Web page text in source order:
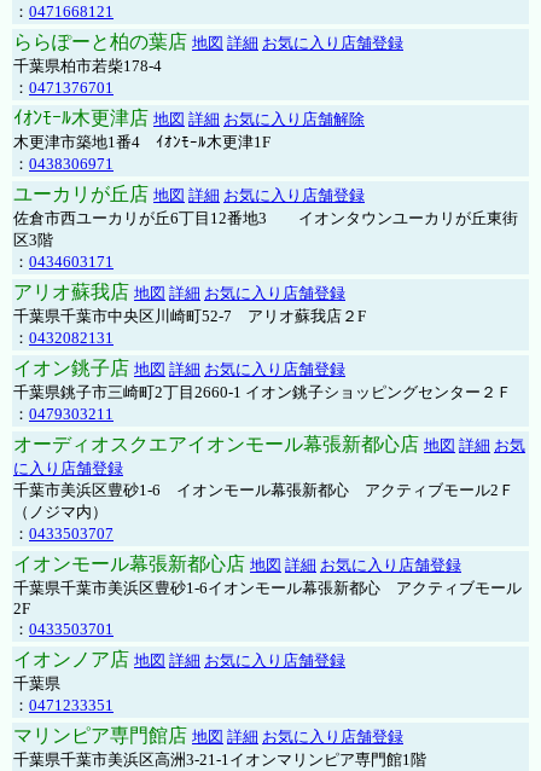
： 0471668121
ららぽーと柏の葉店 地図 詳細 お気に入り店舗登録
千葉県柏市若柴178-4
： 0471376701
ｲｵﾝﾓｰﾙ木更津店 地図 詳細 お気に入り店舗解除
木更津市築地1番4 ｲｵﾝﾓｰﾙ木更津1F
： 0438306971
ユーカリが丘店 地図 詳細 お気に入り店舗登録
佐倉市西ユーカリが丘6丁目12番地3 イオンタウンユーカリが丘東街
区3階
： 0434603171
アリオ蘇我店 地図 詳細 お気に入り店舗登録
千葉県千葉市中央区川崎町52-7 アリオ蘇我店２F
： 0432082131
イオン銚子店 地図 詳細 お気に入り店舗登録
千葉県銚子市三崎町2丁目2660-1 イオン銚子ショッピングセンター２Ｆ
： 0479303211
オーディオスクエアイオンモール幕張新都心店 地図 詳細 お気
に入り店舗登録
千葉市美浜区豊砂1-6 イオンモール幕張新都心 アクティブモール2Ｆ
（ノジマ内）
： 0433503707
イオンモール幕張新都心店 地図 詳細 お気に入り店舗登録
千葉県千葉市美浜区豊砂1-6イオンモール幕張新都心 アクティブモール
2F
： 0433503701
イオンノア店 地図 詳細 お気に入り店舗登録
千葉県
： 0471233351
マリンピア専門館店 地図 詳細 お気に入り店舗登録
千葉県千葉市美浜区高洲3-21-1イオンマリンピア専門館1階